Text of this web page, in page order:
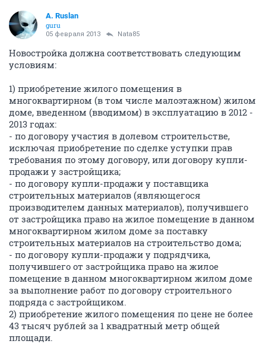
A. Ruslan
guru
05 февраля 2013 Nata85
Новостройка должна соответствовать следующим
условиям:
1) приобретение жилого помещения в
многоквартирном (в том числе малоэтажном) жилом
доме, введенном (вводимом) в эксплуатацию в 2012 -
2013 годах:
- по договору участия в долевом строительстве,
исключая приобретение по сделке уступки прав
требования по этому договору, или договору купли-
продажи у застройщика;
- по договору купли-продажи у поставщика
строительных материалов (являющегося
производителем данных материалов), получившего
от застройщика право на жилое помещение в данном
многоквартирном жилом доме за поставку
строительных материалов на строительство дома;
- по договору купли-продажи у подрядчика,
получившего от застройщика право на жилое
помещение в данном многоквартирном жилом доме
за выполнение работ по договору строительного
подряда с застройщиком.
2) приобретение жилого помещения по цене не более
43 тысяч рублей за 1 квадратный метр общей
площади.